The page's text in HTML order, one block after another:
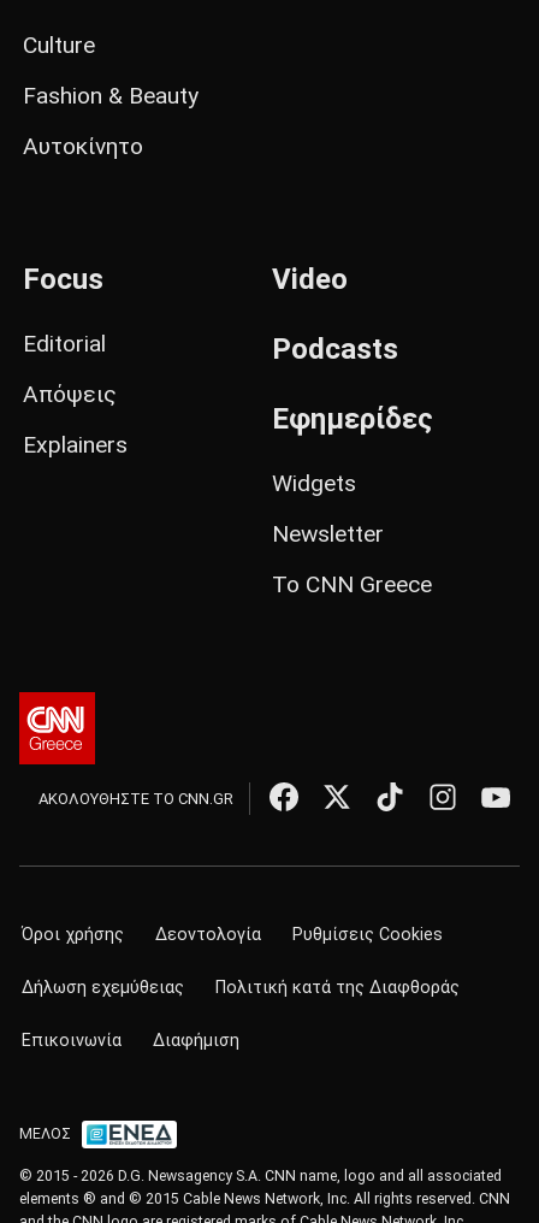
Culture
Fashion & Beauty
Αυτοκίνητο
Focus
Editorial
Απόψεις
Explainers
Video
Podcasts
Εφημερίδες
Widgets
Newsletter
Το CNN Greece
ΑΚΟΛΟΥΘΗΣΤΕ ΤΟ CNN.GR
Όροι χρήσης Δεοντολογία Ρυθμίσεις Cookies
Δήλωση εχεμύθειας Πολιτική κατά της Διαφθοράς
Επικοινωνία Διαφήμιση
ΜΕΛΟΣ
© 2015 - 2026 D.G. Newsagency S.A. CNN name, logo and all associated
elements ® and © 2015 Cable News Network, Inc. All rights reserved. CNN